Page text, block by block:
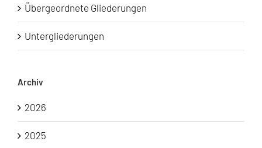
Übergeordnete Gliederungen
Untergliederungen
Archiv
2026
2025